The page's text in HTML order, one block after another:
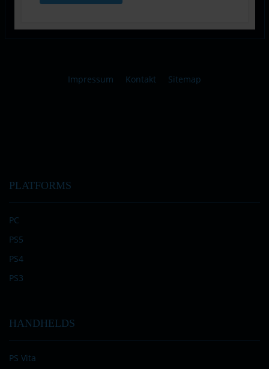
Impressum Kontakt Sitemap
PLATFORMS
PC
PS5
PS4
PS3
HANDHELDS
PS Vita